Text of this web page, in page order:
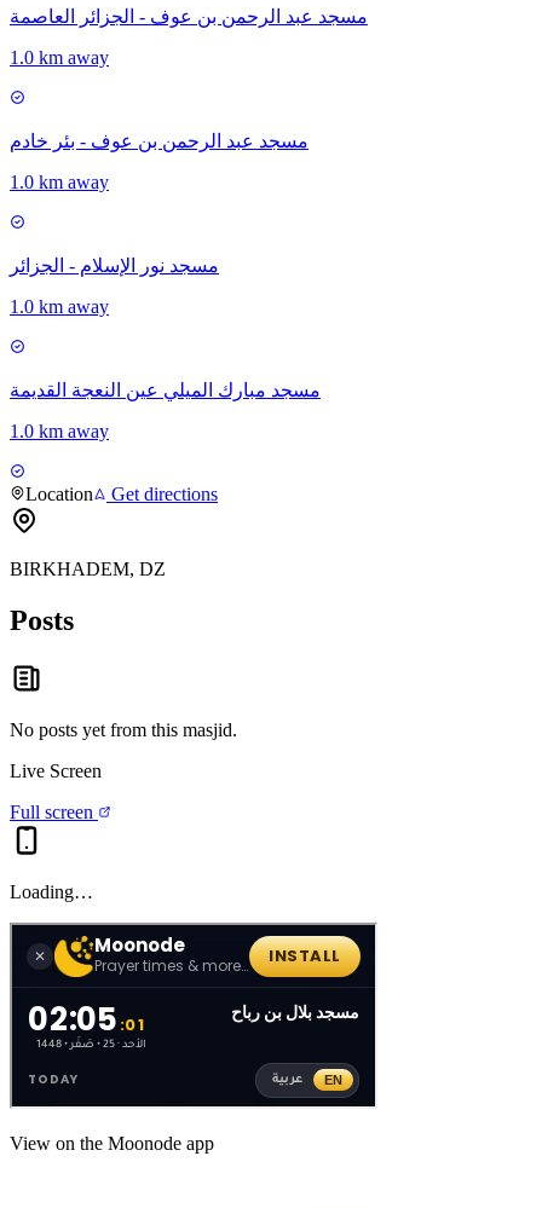
مسجد عبد الرحمن بن عوف - الجزائر العاصمة
1.0 km away
مسجد عبد الرحمن بن عوف - بئر خادم
1.0 km away
مسجد نور الإسلام - الجزائر
1.0 km away
مسجد مبارك الميلي عين النعجة القديمة
1.0 km away
Location Get directions
BIRKHADEM, DZ
Posts
No posts yet from this masjid.
Live Screen
Full screen
Loading…
View on the Moonode app